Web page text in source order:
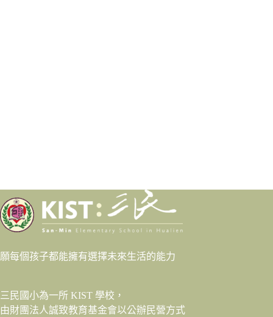
願每個孩子都能擁有選擇未來生活的能力
三民國小為一所 KIST 學校，
由財團法人誠致教育基金會以公辦民營方式